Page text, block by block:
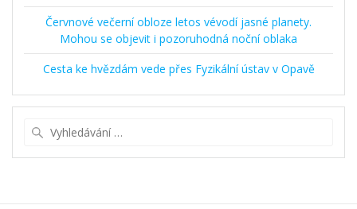
Červnové večerní obloze letos vévodí jasné planety.
Mohou se objevit i pozoruhodná noční oblaka
Cesta ke hvězdám vede přes Fyzikální ústav v Opavě